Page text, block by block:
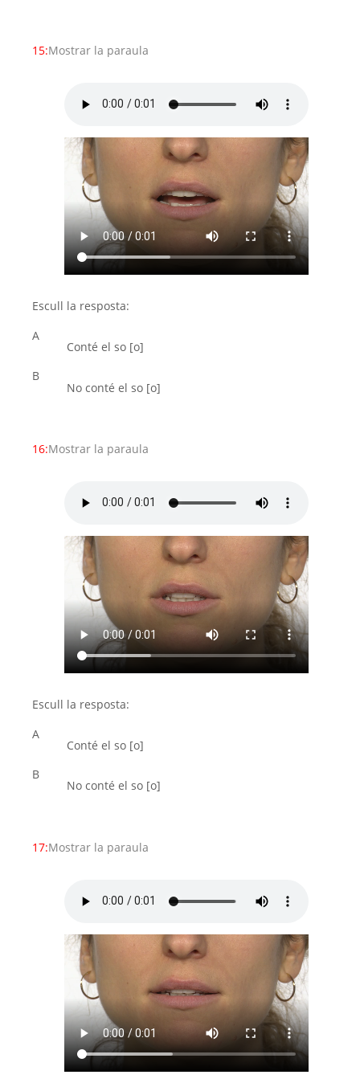
15:Mostrar la paraula
Escull la resposta:
A
Conté el so [o]
B
No conté el so [o]
16:Mostrar la paraula
Escull la resposta:
A
Conté el so [o]
B
No conté el so [o]
17:Mostrar la paraula